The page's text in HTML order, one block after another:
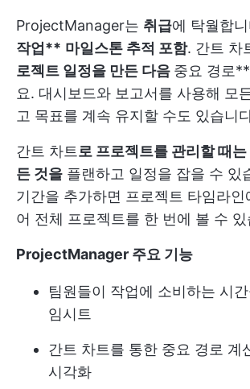
ProjectManager는 취급에 탁월합
작업** 마일스톤 추적 포함. 간트 차
로젝트 일정을 만든 다음 중요 경로
요. 대시보드와 보고서를 사용해 모
고 목표를 계속 유지할 수도 있습니
간트 차트로 프로젝트를 관리할 때는
든 것을 플랜하고 일정을 잡을 수 있
기간을 추가하면 프로젝트 타임라인
어 전체 프로젝트를 한 번에 볼 수
ProjectManager 주요 기능
팀원들이 작업에 소비하는 시
임시트
간트 차트를 통한 중요 경로 계
시각화